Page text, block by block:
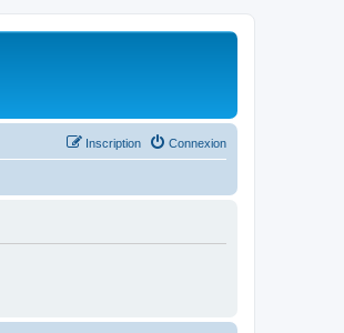
Connexion
Inscription